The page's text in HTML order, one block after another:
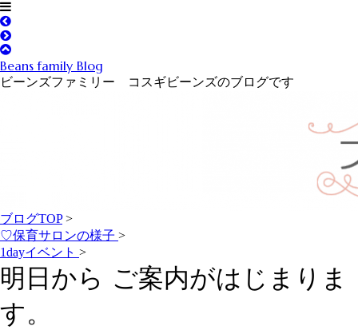
Beans family Blog
ビーンズファミリー コスギビーンズのブログです
ブログTOP>
♡保育サロンの様子 >
1dayイベント >
明日から ご案内がはじまりま
す。